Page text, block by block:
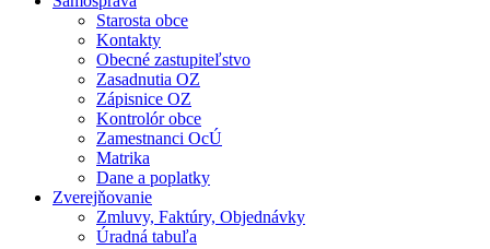
Starosta obce
Kontakty
Obecné zastupiteľstvo
Zasadnutia OZ
Zápisnice OZ
Kontrolór obce
Zamestnanci OcÚ
Matrika
Dane a poplatky
Zverejňovanie
Zmluvy, Faktúry, Objednávky
Úradná tabuľa